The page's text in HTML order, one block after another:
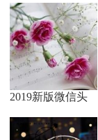
2019新版微信头